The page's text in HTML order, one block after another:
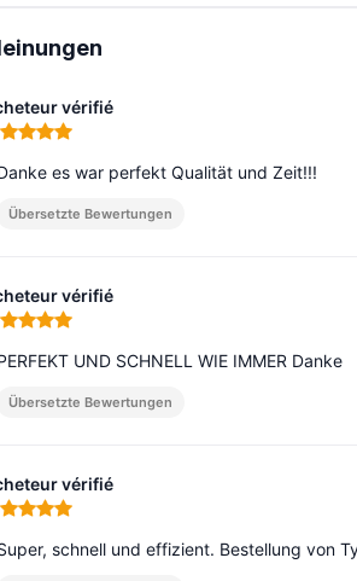
vérifié
5 von 5
es war perfekt Qualität und Zeit!!!
Übersetzte Bewertungen
vérifié
5 von 5
UND SCHNELL WIE IMMER Danke
Übersetzte Bewertungen
vérifié
5 von 5
schnell und effizient. Bestellung von